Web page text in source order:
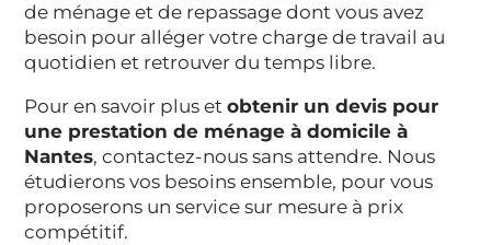
de ménage et de repassage dont vous avez
besoin pour alléger votre charge de travail au
quotidien et retrouver du temps libre.
Pour en savoir plus etobtenir un devis pour
une prestation de ménage à domicile à
Nantes, contactez-nous sans attendre. Nous
étudierons vos besoins ensemble, pour vous
proposerons un service sur mesure à prix
compétitif.